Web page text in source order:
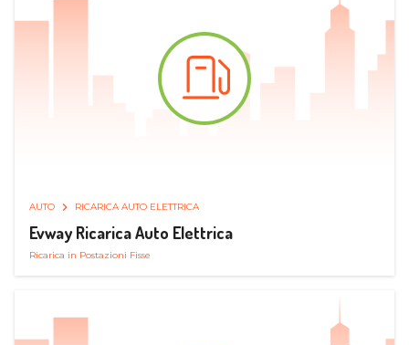
AUTO RICARICA AUTO ELETTRICA
Evway Ricarica Auto Elettrica
Ricarica in Postazioni Fisse